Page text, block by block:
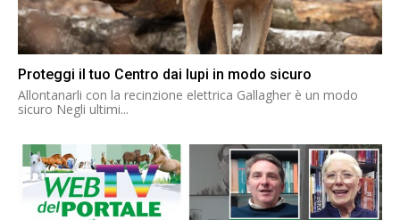
Proteggi il tuo Centro dai lupi in modo sicuro
Allontanarli con la recinzione elettrica Gallagher è un modo
sicuro Negli ultimi...